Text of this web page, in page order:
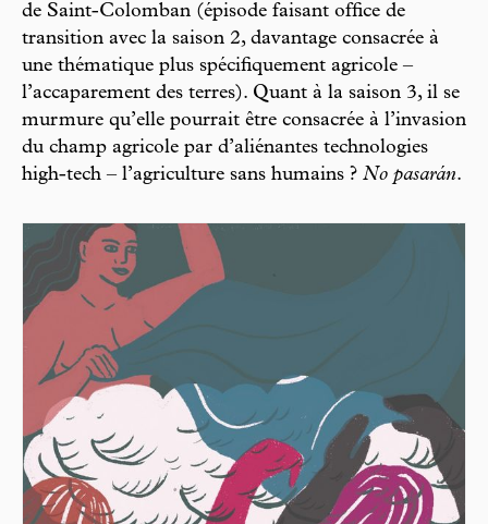
de Saint-Colomban (épisode faisant office de
transition avec la saison 2, davantage consacrée à
une thématique plus spécifiquement agricole –
l’accaparement des terres). Quant à la saison 3, il se
murmure qu’elle pourrait être consacrée à l’invasion
du champ agricole par d’aliénantes technologies
high-tech – l’agriculture sans humains ? No pasarán.